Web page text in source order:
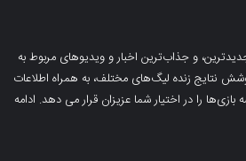
و جذاب‌ترین اخبار و ویدیوهای مربوط به
نتایج زنده لیگ‌های مختلف، به همراه اطلاعات
را در اختیار شما عزیزان قرار می دهد. ادامه